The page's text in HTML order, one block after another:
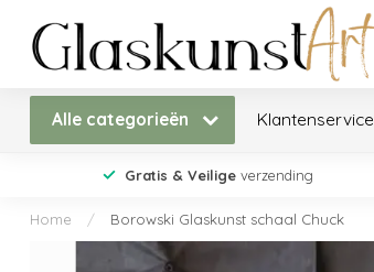
Alle categorieën Klantenservice
Gratis & Veiligeverzending
Home / Borowski Glaskunst schaal Chuck